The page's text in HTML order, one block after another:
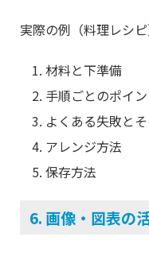
実際の例（料理レシピ
材料と下準備
手順ごとのポイ
よくある失敗と
アレンジ方法
保存方法
6. 画像・図表の